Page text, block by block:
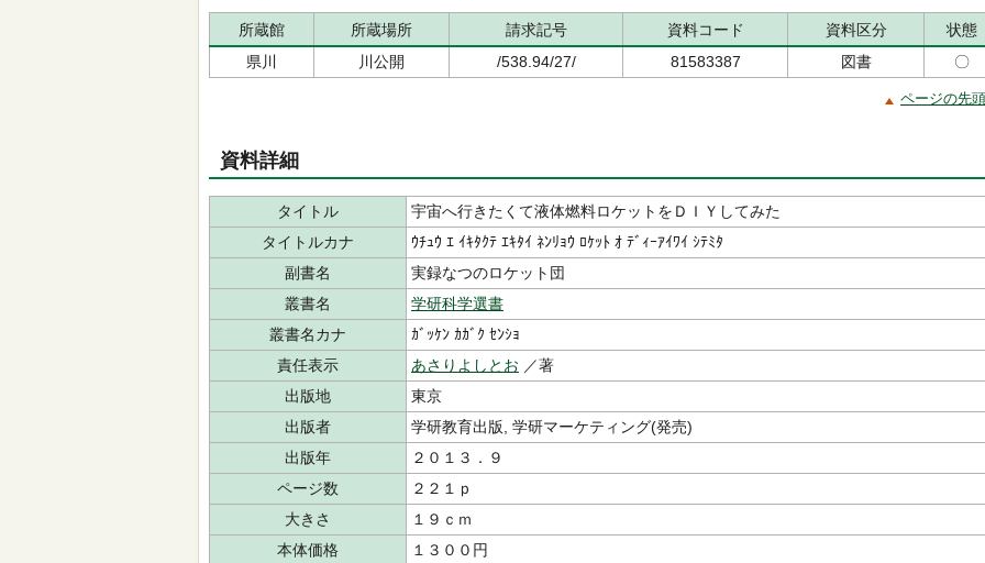
所蔵館 所蔵場所 請求記号 資料コード 資料区分
状態
県川
川公開 /538.94/27/ 81583387 図書 〇
ページの先
資料詳細
タイトル
宇宙へ行きたくて液体燃料ロケットをＤＩＹしてみた
タイトルカナ
ｳﾁｭｳ ｴ ｲｷﾀｸﾃ ｴｷﾀｲ ﾈﾝﾘｮｳ ﾛｹｯﾄ ｵ ﾃﾞｨｰｱｲﾜｲ ｼﾃﾐﾀ
副書名
実録なつのロケット団
叢書名
学研科学選書
叢書名カナ
ｶﾞｯｹﾝ ｶｶﾞｸ ｾﾝｼｮ
責任表示
あさりよしとお ／著
出版地
東京
出版者
学研教育出版, 学研マーケティング(発売)
出版年
２０１３．９
ページ数
２２１ｐ
大きさ
１９ｃｍ
本体価格
１３００円